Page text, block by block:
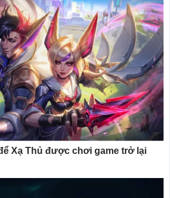
Xạ Thủ được chơi game trở lại